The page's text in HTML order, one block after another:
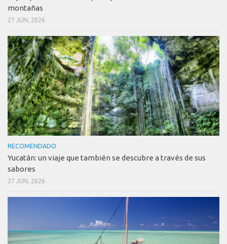
montañas
27 JUN, 2026
RECOMENDADO
Yucatán: un viaje que también se descubre a través de sus
sabores
27 JUN, 2026